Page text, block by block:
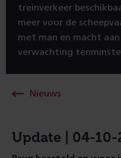
treinverkeer
meer voor de
met man en macht
verwachting tenminste
Nieuws
Update | 04-10-